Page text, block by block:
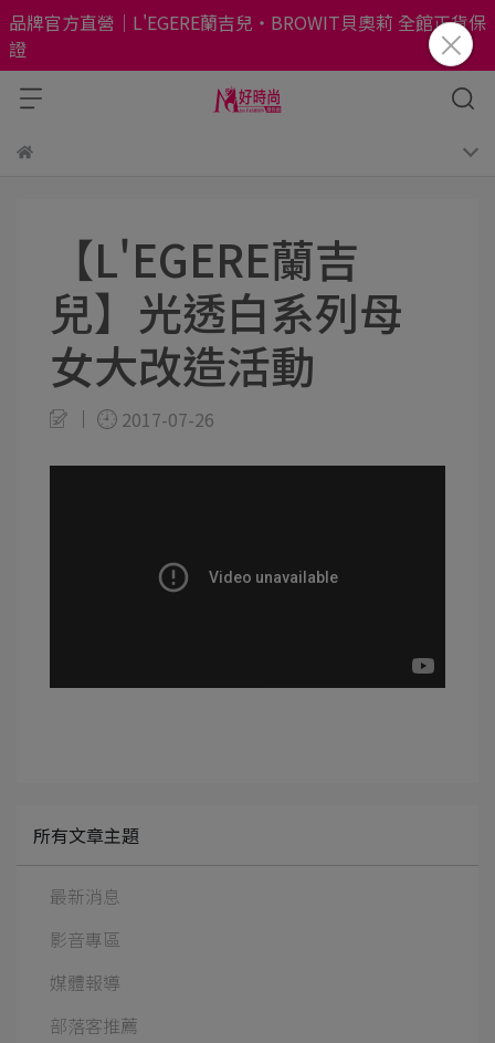
品牌官方直營｜L'EGERE蘭吉兒・BROWIT貝奧莉 全館正貨保
證
【L'EGERE蘭吉
兒】光透白系列母
女大改造活動
2017-07-26
所有文章主題
最新消息
影音專區
媒體報導
部落客推薦